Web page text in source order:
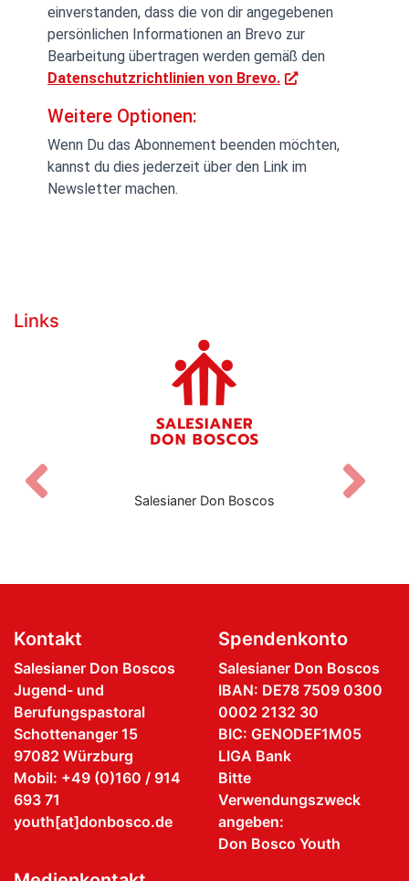
einverstanden, dass die von dir angegebenen
persönlichen Informationen an Brevo zur
Bearbeitung übertragen werden gemäß den
Datenschutzrichtlinien von Brevo.
Weitere Optionen:
Wenn Du das Abonnement beenden möchten,
kannst du dies jederzeit über den Link im
Newsletter machen.
Links
Salesianer Don Boscos
Zurück
Kontakt
Salesianer Don Boscos
Jugend- und
Berufungspastoral
Schottenanger 15
97082 Würzburg
Mobil: +49 (0)160 / 914
693 71
youth[at]donbosco.de
Spendenkonto
Salesianer Don Boscos
IBAN: DE78 7509 0300
0002 2132 30
BIC: GENODEF1M05
LIGA Bank
Bitte
Verwendungszweck
angeben:
Don Bosco Youth